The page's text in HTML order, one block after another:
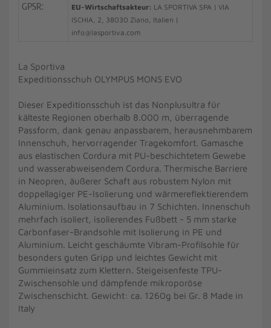
GPSR:
EU-Wirtschaftsakteur: LA SPORTIVA SPA | VIA
ISCHIA, 2, 38030 Ziano, Italien |
info@lasportiva.com
La Sportiva
Expeditionsschuh OLYMPUS MONS EVO
Dieser Expeditionsschuh ist das Nonplusultra für
kälteste Regionen oberhalb 8.000 m, überragende
Passform, dank genau anpassbarem, herausnehmbarem
Innenschuh, hervorragender Tragekomfort. Gamasche
aus elastischen Cordura mit PU-beschichtetem Gewebe
und wasserabweisendem Cordura. Thermische Barriere
in Neopren, äußerer Schaft aus robustem Nylon mit
doppellagiger PE-Isolierung und wärmereflektierendem
Aluminium. Isolationsaufbau in 7 Schichten. Innenschuh
mehrfach isoliert, isolierendes Fußbett - 5 mm starke
Carbonfaser-Brandsohle mit Isolierung in PE und
Aluminium. Leicht geschäumte Vibram-Profilsohle für
besonders guten Gripp und leichtes Gewicht mit
Gummieinsatz zum Klettern. Steigeisenfeste TPU-
Zwischensohle und dämpfende mikroporöse
Zwischenschicht. Gewicht: ca. 1260g bei Gr. 8 Made in
Italy